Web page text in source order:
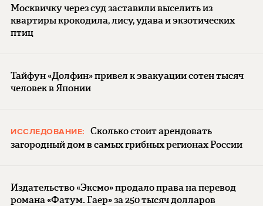
Москвичку через суд заставили выселить из
квартиры крокодила, лису, удава и экзотических
птиц
Тайфун «Долфин» привел к эвакуации сотен тысяч
человек в Японии
ИССЛЕДОВАНИЕ:
Сколько стоит арендовать
загородный дом в самых грибных регионах России
Издательство «Эксмо» продало права на перевод
романа «Фатум. Гаер» за 250 тысяч долларов